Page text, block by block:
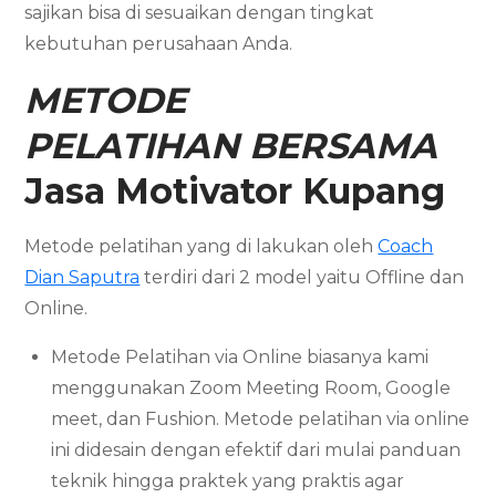
sajikan bisa di sesuaikan dengan tingkat
kebutuhan perusahaan Anda.
METODE
PELATIHAN BERSAMA
Jasa Motivator Kupang
Metode pelatihan yang di lakukan olehCoach
Dian Saputra terdiri dari 2 model yaitu Offline dan
Online.
Metode Pelatihan via Online biasanya kami
menggunakan Zoom Meeting Room, Google
meet, dan Fushion. Metode pelatihan via online
ini didesain dengan efektif dari mulai panduan
teknik hingga praktek yang praktis agar